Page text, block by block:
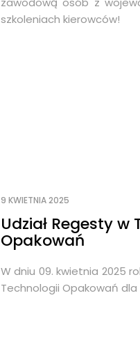
szkoleniach kierowców!
9 KWIETNIA 2025
Udział Regesty
Opakowań
W dniu 09. kwietnia 2025
Technologii Opakowań dla